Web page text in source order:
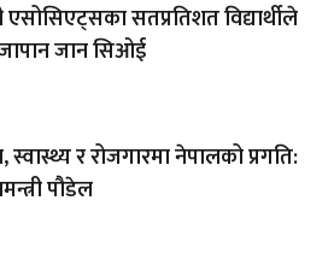
एसोसिएट्सका सतप्रतिशत विद्यार्थीले
जान सिओई
स्वास्थ्य र रोजगारमा नेपालको प्रगति:
पौडेल